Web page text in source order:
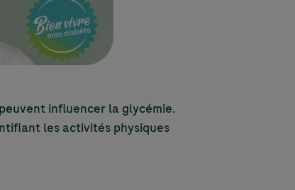
influencer la glycémie.
les activités physiques